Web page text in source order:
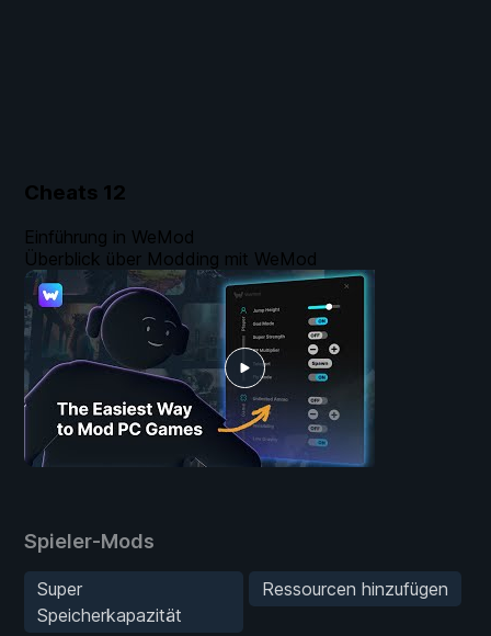
Cheats 12
Spieler-Mods
Super
Speicherkapazität
Ressourcen hinzufügen
Einführung in WeMod
Überblick über Modding mit WeMod